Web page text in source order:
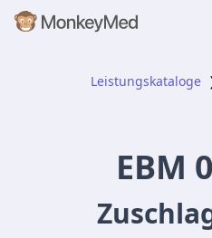
Leistungskataloge
EBM